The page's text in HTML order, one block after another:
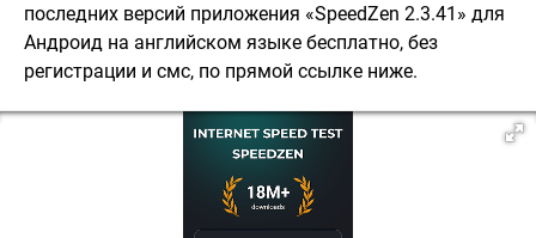
последних версий приложения «SpeedZen 2.3.41» для
Андроид на английском языке бесплатно, без
регистрации и смс, по прямой ссылке ниже.